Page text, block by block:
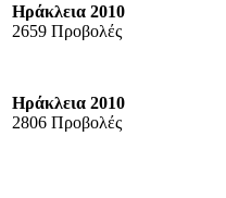
Ηράκλεια 2010
2659 Προβολές
Ηράκλεια 2010
2806 Προβολές